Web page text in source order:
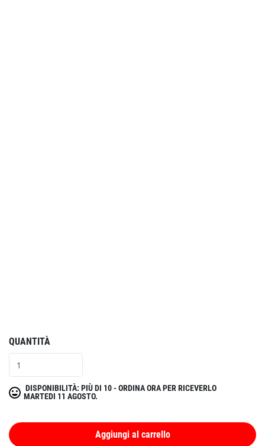
QUANTITÀ
DISPONIBILITÀ: PIÙ DI 10 - ORDINA ORA PER RICEVERLO
MARTEDI 11 AGOSTO.
Aggiungi al carrello